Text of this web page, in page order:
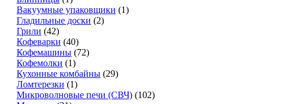
Вакуумные упаковщики (1)
Гладильные доски (2)
Грили (42)
Кофеварки (40)
Кофемашины (72)
Кофемолки (1)
Кухонные комбайны (29)
Ломтерезки (1)
Микроволновые печи (СВЧ) (102)